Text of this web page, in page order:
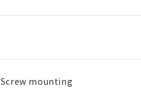
Screw mounting